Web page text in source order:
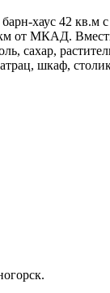
хаус 42 кв.м с
от МКАД.
сахар,
шкаф,